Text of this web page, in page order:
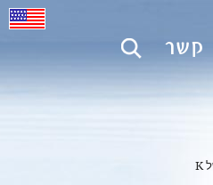
קשר
קלוגס – "ספשל K